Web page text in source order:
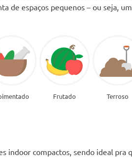
de espaços pequenos – ou seja,
Frutado Terroso
indoor compactos, sendo ideal pra